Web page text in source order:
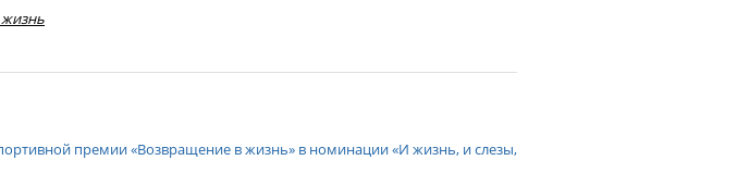
премии «Возвращение в жизнь» в номинации «И жизнь, и слезы,